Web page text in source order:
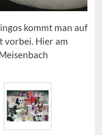
kommt man auf
vorbei. Hier am